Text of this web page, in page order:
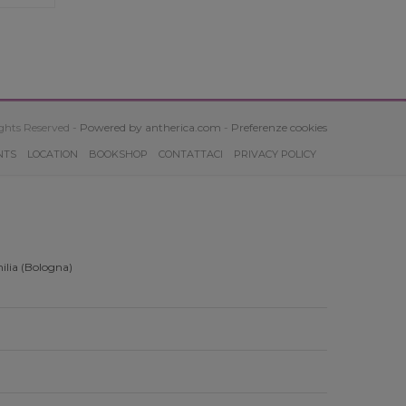
Reserved - Powered by antherica.com - Preferenze cookies
LOCATION BOOKSHOP CONTATTACI PRIVACY POLICY
(Bologna)